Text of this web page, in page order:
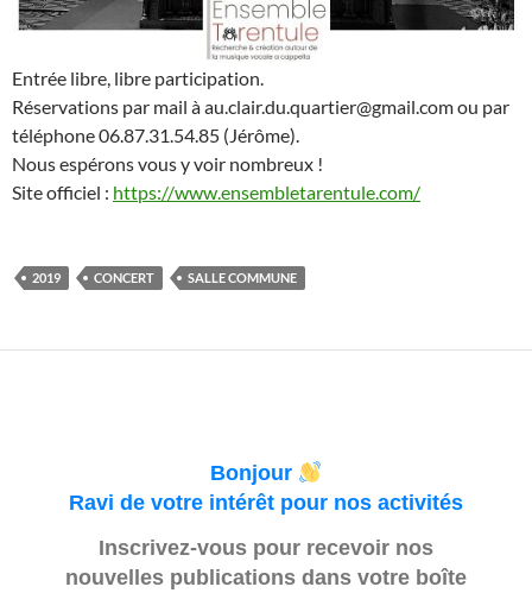
Entrée libre, libre participation.
Réservations par mail à au.clair.du.quartier@gmail.com ou par
téléphone 06.87.31.54.85 (Jérôme).
Nous espérons vous y voir nombreux !
Site officiel : https://www.ensembletarentule.com/
2019 CONCERT SALLE COMMUNE
Bonjour
Ravi de votre intérêt pour nos activités
Inscrivez-vous pour recevoir nos
nouvelles publications dans votre boîte